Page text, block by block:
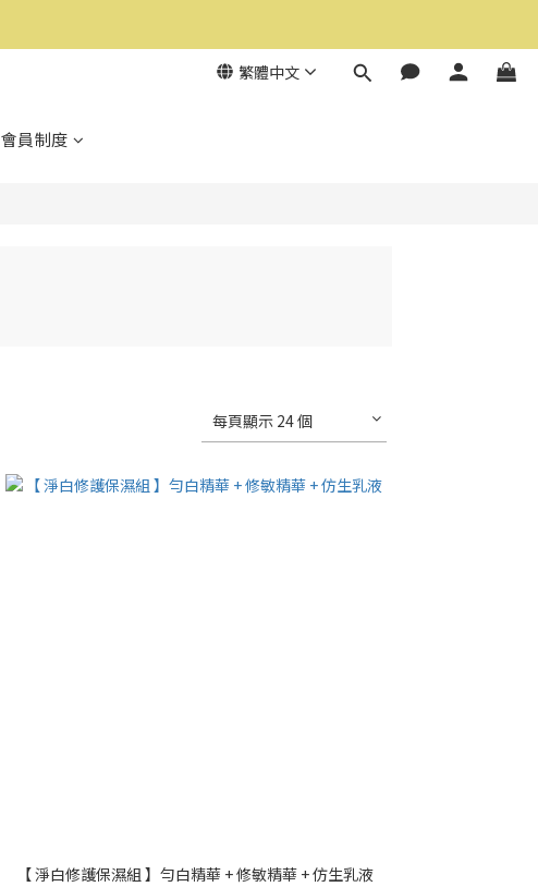
繁體中文
會員制度
每頁顯示 24 個
【 淨白修護保濕組 】勻白精華 + 修敏精華 + 仿生乳液